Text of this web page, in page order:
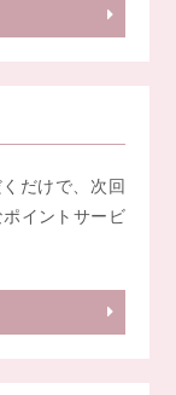
だけで、次回
イントサービ